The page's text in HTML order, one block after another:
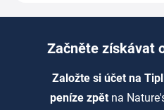
Začněte získávat
Založte si účet na
peníze zpět na